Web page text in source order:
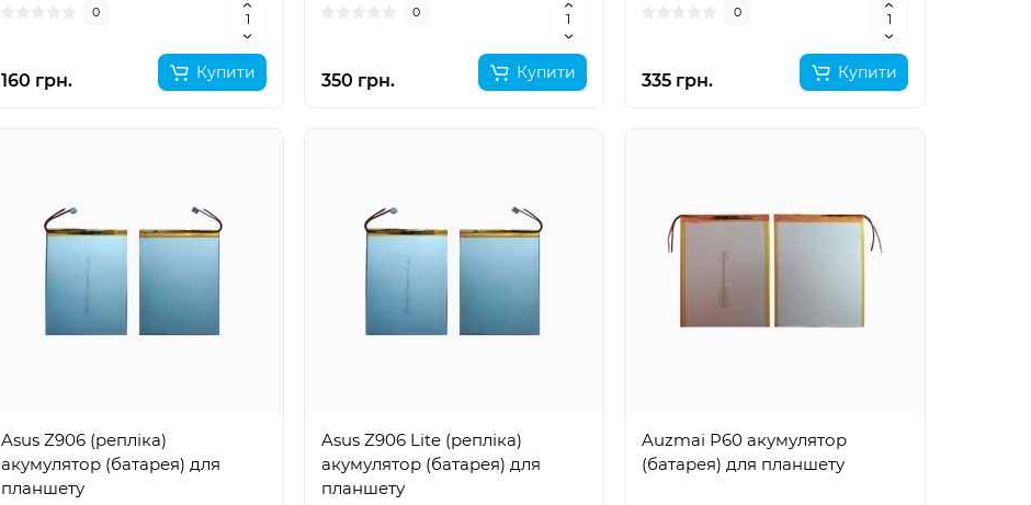
0
160 грн. Купити
0
350 грн. Купити
0
335 грн. Купити
Asus Z906 (репліка)
акумулятор (батарея) для
планшету
Asus Z906 Lite (репліка)
акумулятор (батарея) для
планшету
Auzmai P60 акумулятор
(батарея) для планшету